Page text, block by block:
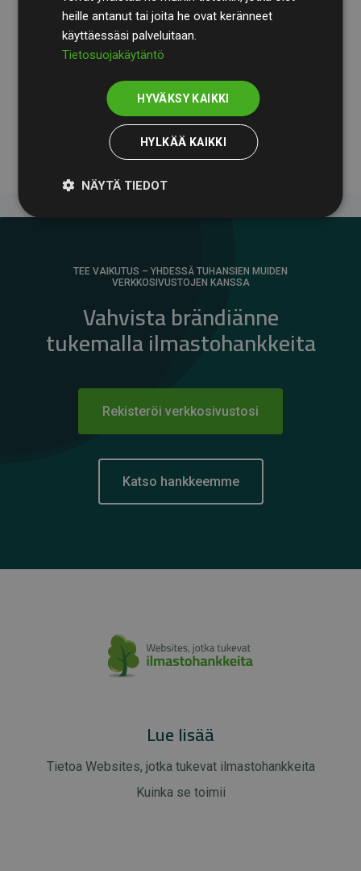
läpinäkyvyyden ja luotettavuuden.
Heidän tarkastuksensa osoittavat, että investoinnit
ilmastohankkeisiin kompensoivat keskimäärin
arvioiduista CO₂-päästöistä
jäsenverkkosivustoilla –
selkeä todiste toimintatapamme todellisesta
TEE VAIKUTUS – YHDESSÄ TUHANSIEN MUIDEN
VERKKOSIVUSTOJEN KANSSA
Vahvista brändiänne
tukemalla ilmastohankkeita
Rekisteröi verkkosivustosi
Katso hankkeemme
Lue lisää
Tietoa Websites, jotka tukevat ilmastohankkeita
Kuinka se toimii
heille antanut tai joita he ovat keränneet
käyttäessäsi palveluitaan.
Tietosuojakäytäntö
HYVÄKSY KAIKKI
HYLKÄÄ KAIKKI
NÄYTÄ TIEDOT